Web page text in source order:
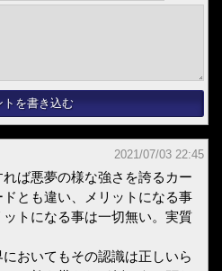
2021/07/03 22:45
ば悪夢の様な強さを誇るカー
ドとも違い、メリットになる事
トになる事は一切無い。実質
おいてもその認識は正しいら